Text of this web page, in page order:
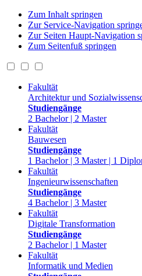
Zum Inhalt springen
Zur Service-Navigation
Zur Seiten Haupt-Navigation
Zum Seitenfuß springen
Fakultät
Architektur und
Studiengänge
2 Bachelor | 2 Master
Fakultät
Bauwesen
Studiengänge
1 Bachelor | 3 Master | 1
Fakultät
Ingenieurwissenschaften
Studiengänge
4 Bachelor | 3 Master
Fakultät
Digitale Transformation
Studiengänge
2 Bachelor | 1 Master
Fakultät
Informatik und Medien